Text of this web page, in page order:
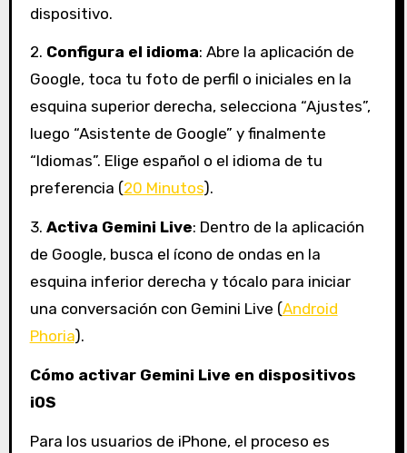
dispositivo.
2. Configura el idioma: Abre la aplicación de
Google, toca tu foto de perfil o iniciales en la
esquina superior derecha, selecciona “Ajustes”,
luego “Asistente de Google” y finalmente
“Idiomas”. Elige español o el idioma de tu
preferencia (20 Minutos).
3. Activa Gemini Live: Dentro de la aplicación
de Google, busca el ícono de ondas en la
esquina inferior derecha y tócalo para iniciar
una conversación con Gemini Live (Android
Phoria).
Cómo activar Gemini Live en dispositivos
iOS
Para los usuarios de iPhone, el proceso es